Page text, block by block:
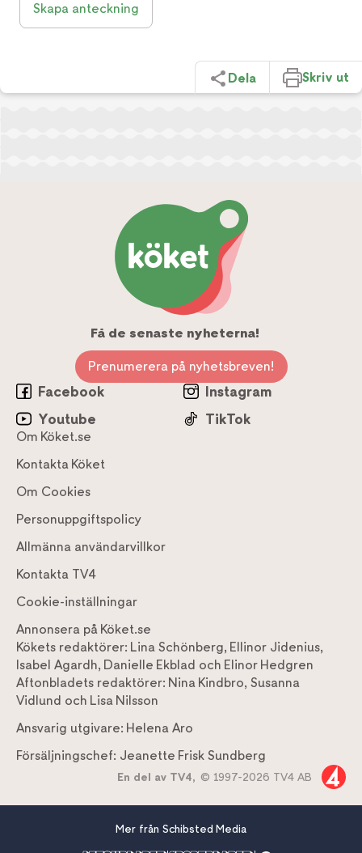
Skapa anteckning
Dela Skriv ut
Få de senaste nyheterna!
Prenumerera på nyhetsbreven!
Facebook
Instagram
Youtube
TikTok
Om Köket.se
Kontakta Köket
Om Cookies
Personuppgiftspolicy
Allmänna användarvillkor
Kontakta TV4
Cookie-inställningar
Annonsera på Köket.se
Kökets redaktörer: Lina Schönberg, Ellinor Jidenius,
Isabel Agardh, Danielle Ekblad och Elinor Hedgren
Aftonbladets redaktörer: Nina Kindbro, Susanna
Vidlund och Lisa Nilsson
Ansvarig utgivare: Helena Aro
Försäljningschef: Jeanette Frisk Sundberg
En del av TV4, © 1997-2026 TV4 AB
Mer från Schibsted Media